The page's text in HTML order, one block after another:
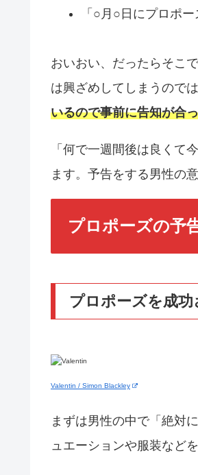
「○月○日にプロポー
おいおい、だったらそこ
は興ざめしてしまうので
いるので事前に告知が合
「何で一週間後は良くて
ます。予告をする男性の
プロポーズの予
プロポーズを成
Valentin / Simon Blackley
まずは男性の中で「絶対
ュエーションや服装など